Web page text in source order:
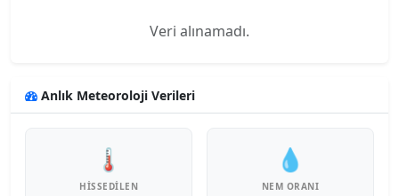
Veri alınamadı.
Anlık Meteoroloji Verileri
🌡️
HISSEDILEN
💧
NEM ORANI